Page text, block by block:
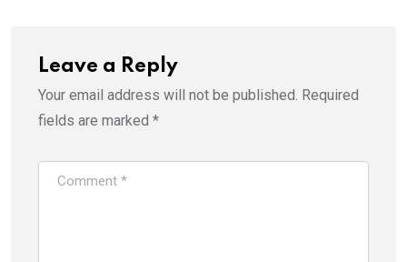
Leave a Reply
Your email address will not be published. Required
fields are marked *